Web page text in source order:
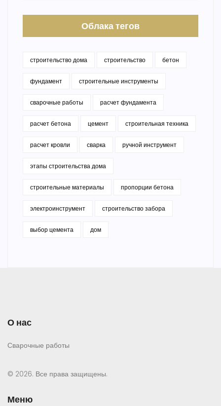
Облака тегов
строительство дома строительство бетон
фундамент строительные инструменты
сварочные работы расчет фундамента
расчет бетона цемент строительная техника
расчет кровли сварка ручной инструмент
этапы строительства дома
строительные материалы пропорции бетона
электроинструмент строительство забора
выбор цемента дом
О нас
Сварочные работы
© 2026. Все права защищены.
Меню